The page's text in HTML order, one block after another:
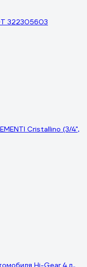
322305603
Cristallino (3/4",
Hi-Gear 4 л.,